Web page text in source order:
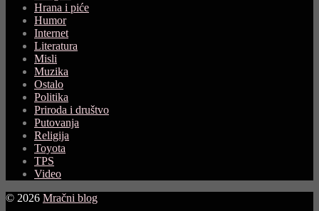
Hrana i piće
Humor
Internet
Literatura
Misli
Muzika
Ostalo
Politika
Priroda i društvo
Putovanja
Religija
Toyota
TPS
Video
© 2026 Mračni blog